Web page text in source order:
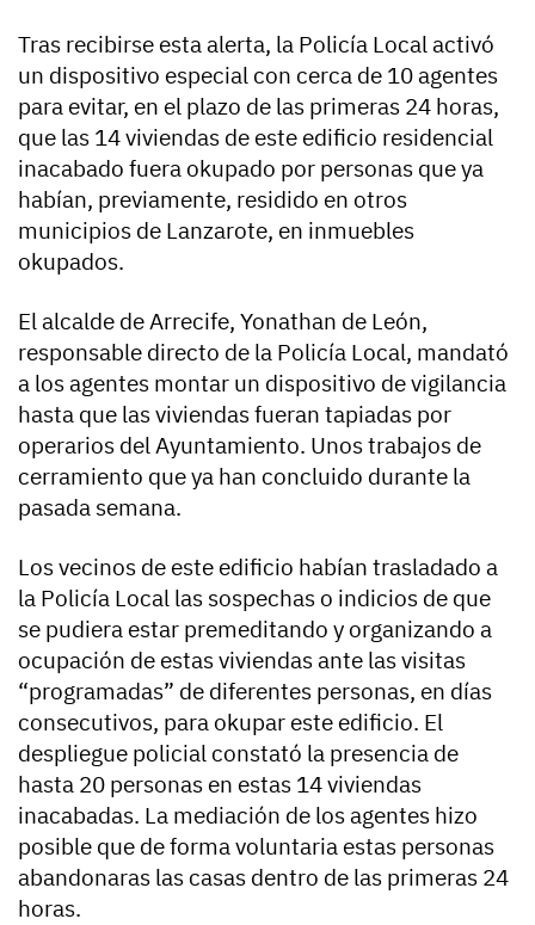
Tras recibirse esta alerta, la Policía Local activó
un dispositivo especial con cerca de 10 agentes
para evitar, en el plazo de las primeras 24 horas,
que las 14 viviendas de este edificio residencial
inacabado fuera okupado por personas que ya
habían, previamente, residido en otros
municipios de Lanzarote, en inmuebles
okupados.
El alcalde de Arrecife, Yonathan de León,
responsable directo de la Policía Local, mandató
a los agentes montar un dispositivo de vigilancia
hasta que las viviendas fueran tapiadas por
operarios del Ayuntamiento. Unos trabajos de
cerramiento que ya han concluido durante la
pasada semana.
Los vecinos de este edificio habían trasladado a
la Policía Local las sospechas o indicios de que
se pudiera estar premeditando y organizando a
ocupación de estas viviendas ante las visitas
“programadas” de diferentes personas, en días
consecutivos, para okupar este edificio. El
despliegue policial constató la presencia de
hasta 20 personas en estas 14 viviendas
inacabadas. La mediación de los agentes hizo
posible que de forma voluntaria estas personas
abandonaras las casas dentro de las primeras 24
horas.